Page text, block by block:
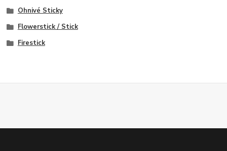
Ohnivé Sticky
Flowerstick / Stick
Firestick